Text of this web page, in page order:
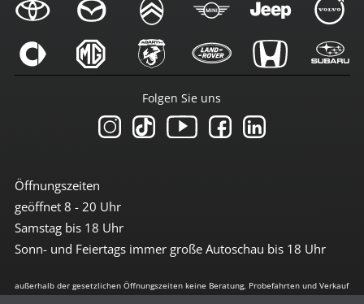
Öffnungszeiten
geöffnet 8 - 20 Uhr
Samstag bis 18 Uhr
Sonn- und Feiertags immer große Autoschau bis 18 Uhr
Folgen Sie uns
außerhalb der gesetzlichen Öffnungszeiten keine Beratung, Probefahrten und Verkauf